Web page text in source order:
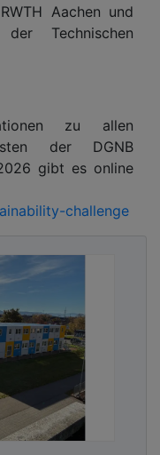
Aachen und
Technischen
zu allen
der DGNB
gibt es online
challenge